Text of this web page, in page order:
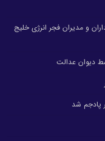
و مدیران فجر انرژی خلیج
دیوان عدالت
پادجم شد